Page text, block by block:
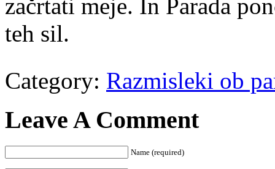
začrtati meje. In Parada
teh sil.
Category: Razmisleki ob
Leave A Comment
Name (required)